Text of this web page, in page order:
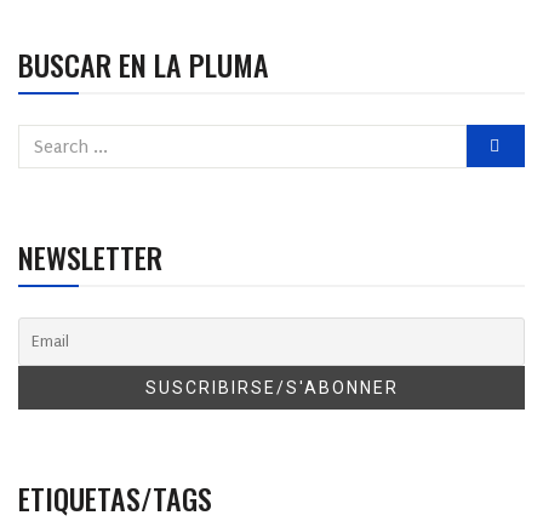
BUSCAR EN LA PLUMA
NEWSLETTER
ETIQUETAS/TAGS